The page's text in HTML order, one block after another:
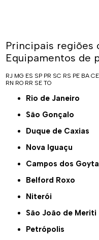
Principais regiões
Equipamentos de
RJ MG ES SP PR SC RS PE BA CE
RN RO RR SE TO
Rio de Janeiro
São Gonçalo
Duque de Caxias
Nova Iguaçu
Campos dos
Belford Roxo
Niterói
São João de Meriti
Petrópolis